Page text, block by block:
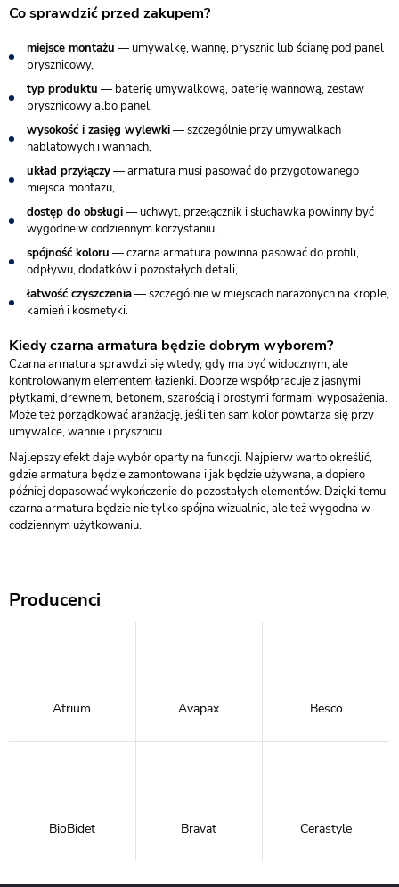
Co sprawdzić przed zakupem?
miejsce montażu — umywalkę, wannę, prysznic lub ścianę pod panel
prysznicowy,
typ produktu — baterię umywalkową, baterię wannową, zestaw
prysznicowy albo panel,
wysokość i zasięg wylewki— szczególnie przy umywalkach
nablatowych i wannach,
układ przyłączy— armatura musi pasować do przygotowanego
miejsca montażu,
dostęp do obsługi— uchwyt, przełącznik i słuchawka powinny być
wygodne w codziennym korzystaniu,
spójność koloru — czarna armatura powinna pasować do profili,
odpływu, dodatków i pozostałych detali,
łatwość czyszczenia— szczególnie w miejscach narażonych na krople,
kamień i kosmetyki.
Kiedy czarna armatura będzie dobrym wyborem?
Czarna armatura sprawdzi się wtedy, gdy ma być widocznym, ale
kontrolowanym elementem łazienki. Dobrze współpracuje z jasnymi
płytkami, drewnem, betonem, szarością i prostymi formami wyposażenia.
Może też porządkować aranżację, jeśli ten sam kolor powtarza się przy
umywalce, wannie i prysznicu.
Najlepszy efekt daje wybór oparty na funkcji. Najpierw warto określić,
gdzie armatura będzie zamontowana i jak będzie używana, a dopiero
później dopasować wykończenie do pozostałych elementów. Dzięki temu
czarna armatura będzie nie tylko spójna wizualnie, ale też wygodna w
codziennym użytkowaniu.
Producenci
Atrium Avapax Besco
BioBidet Bravat Cerastyle